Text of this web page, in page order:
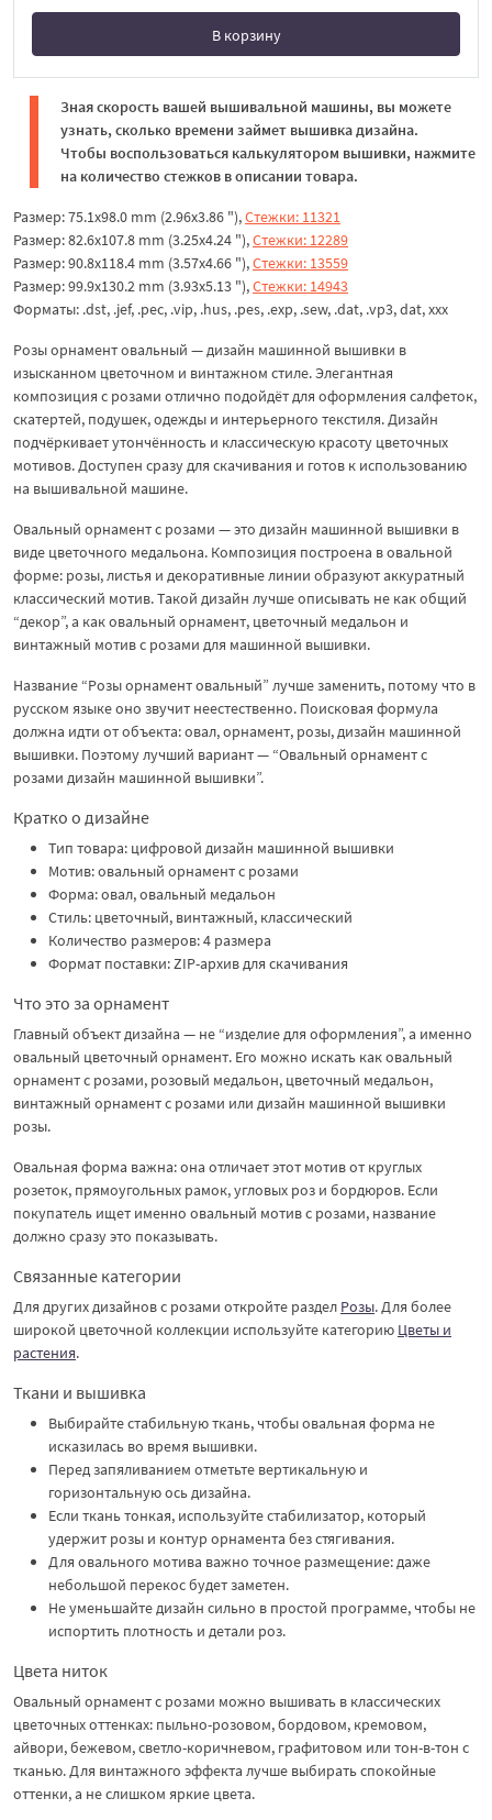
В корзину
В корзине
Зная скорость вашей вышивальной машины, вы можете
узнать, сколько времени займет вышивка дизайна.
Чтобы воспользоваться калькулятором вышивки, нажмите
на количество стежков в описании товара.
Размер: 75.1x98.0 mm (2.96x3.86 "),Стежки: 11321
Размер: 82.6x107.8 mm (3.25x4.24 "),Стежки: 12289
Размер: 90.8x118.4 mm (3.57x4.66 "),Стежки: 13559
Размер: 99.9x130.2 mm (3.93x5.13 "),Стежки: 14943
Форматы: .dst, .jef, .pec, .vip, .hus, .pes, .exp, .sew, .dat, .vp3, dat, xxx
Розы орнамент овальный — дизайн машинной вышивки в
изысканном цветочном и винтажном стиле. Элегантная
композиция с розами отлично подойдёт для оформления салфеток,
скатертей, подушек, одежды и интерьерного текстиля. Дизайн
подчёркивает утончённость и классическую красоту цветочных
мотивов. Доступен сразу для скачивания и готов к использованию
на вышивальной машине.
Овальный орнамент с розами — это дизайн машинной вышивки в
виде цветочного медальона. Композиция построена в овальной
форме: розы, листья и декоративные линии образуют аккуратный
классический мотив. Такой дизайн лучше описывать не как общий
“декор”, а как овальный орнамент, цветочный медальон и
винтажный мотив с розами для машинной вышивки.
Название “Розы орнамент овальный” лучше заменить, потому что в
русском языке оно звучит неестественно. Поисковая формула
должна идти от объекта: овал, орнамент, розы, дизайн машинной
вышивки. Поэтому лучший вариант — “Овальный орнамент с
розами дизайн машинной вышивки”.
Кратко о дизайне
Тип товара: цифровой дизайн машинной вышивки
Мотив: овальный орнамент с розами
Форма: овал, овальный медальон
Стиль: цветочный, винтажный, классический
Количество размеров: 4 размера
Формат поставки: ZIP-архив для скачивания
Что это за орнамент
Главный объект дизайна — не “изделие для оформления”, а именно
овальный цветочный орнамент. Его можно искать как овальный
орнамент с розами, розовый медальон, цветочный медальон,
винтажный орнамент с розами или дизайн машинной вышивки
розы.
Овальная форма важна: она отличает этот мотив от круглых
розеток, прямоугольных рамок, угловых роз и бордюров. Если
покупатель ищет именно овальный мотив с розами, название
должно сразу это показывать.
Связанные категории
Для других дизайнов с розами откройте раздел Розы. Для более
широкой цветочной коллекции используйте категорию Цветы и
растения.
Ткани и вышивка
Выбирайте стабильную ткань, чтобы овальная форма не
исказилась во время вышивки.
Перед запяливанием отметьте вертикальную и
горизонтальную ось дизайна.
Если ткань тонкая, используйте стабилизатор, который
удержит розы и контур орнамента без стягивания.
Для овального мотива важно точное размещение: даже
небольшой перекос будет заметен.
Не уменьшайте дизайн сильно в простой программе, чтобы не
испортить плотность и детали роз.
Цвета ниток
Овальный орнамент с розами можно вышивать в классических
цветочных оттенках: пыльно-розовом, бордовом, кремовом,
айвори, бежевом, светло-коричневом, графитовом или тон-в-тон с
тканью. Для винтажного эффекта лучше выбирать спокойные
оттенки, а не слишком яркие цвета.